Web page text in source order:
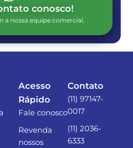
conosco!
a nossa equipe comercial.
Acesso
Rápido
Fale conosco
Revenda
nossos
Contato
(11) 97147-
0017
(11) 2036-
6333